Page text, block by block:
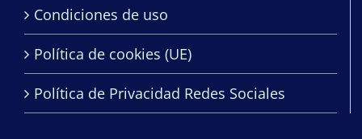
Condiciones de uso
Política de cookies (UE)
Política de Privacidad Redes Sociales